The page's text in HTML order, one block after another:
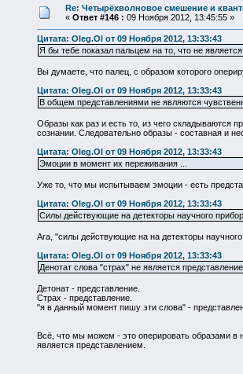
Re: Четырёхволновое смешение и
« Ответ #146 : 09 Ноября 2012, 13:45:55 »
Цитата: Oleg.Ol от 09 Ноября 2012, 13:33:43
Я бы тебе показал пальцем на то, что не
Вы думаете, что палец, с образом которого
Цитата: Oleg.Ol от 09 Ноября 2012, 13:33:43
В общем представлениями не являются
Образы как раз и есть то, из чего складываются
сознании. Следовательно образы - составная и
Цитата: Oleg.Ol от 09 Ноября 2012, 13:33:43
Эмоции в момент их переживания ...
Уже то, что мы испытываем эмоции - есть
Цитата: Oleg.Ol от 09 Ноября 2012, 13:33:43
Силы действующие на детекторы научного
Ага, "силы действующие на на детекторы
Цитата: Oleg.Ol от 09 Ноября 2012, 13:33:43
Денотат слова "страх" не является
Детонат - представление.
Страх - представление.
"я в данный момент пишу эти слова" -
Всё, что мы можем - это оперировать образами
является представлением.